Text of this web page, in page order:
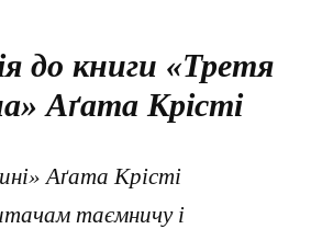
до книги «Третя
Аґата Крісті
Аґата Крісті
таємничу і